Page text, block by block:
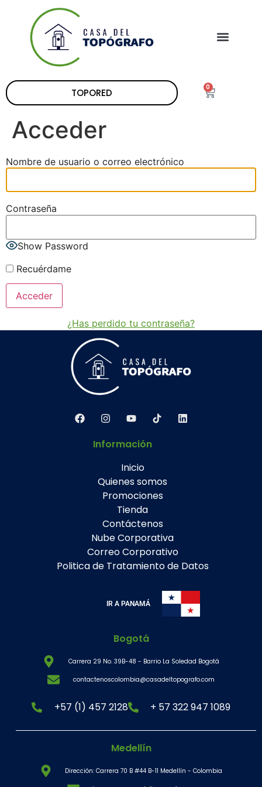
TOPORED 0
Acceder
Nombre de usuario o correo electrónico
Contraseña
Show Password
Recuérdame
¿Has perdido tu contraseña?
Información
Inicio
Quienes somos
Promociones
Tienda
Contáctenos
Nube Corporativa
Correo Corporativo
Politica de Tratamiento de Datos
IR A PANAMÁ
Bogotá
Carrera 29 No. 39B-48 - Barrio La Soledad Bogotá
contactenoscolombia@casadeltopografo.com
+57 (1) 457 2128 + 57 322 947 1089
Medellín
Dirección: Carrera 70 B #44 B-11 Medellín - Colombia